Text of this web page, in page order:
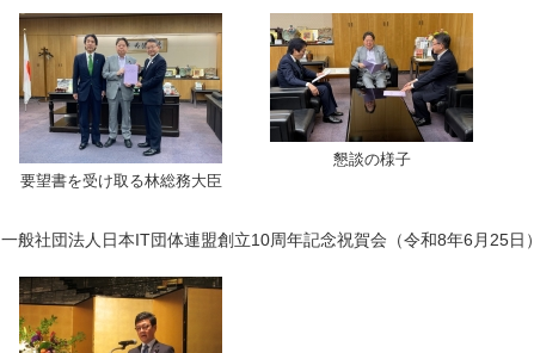
要望書を受け取る林総務大臣
懇談の様子
一般社団法人日本IT団体連盟創立10周年記念祝賀会（令和8年6月25日）